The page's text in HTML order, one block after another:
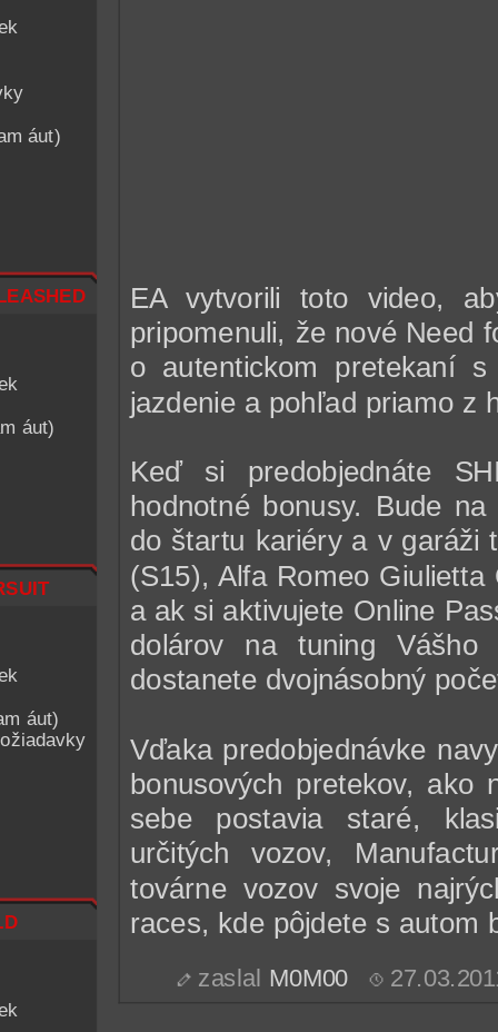
áut)
áut)
áut)
EA vytvorili toto video,
pripomenuli, že nové Need
o autentickom pretekaní
jazdenie a pohľad priamo z
Keď si predobjednáte
hodnotné bonusy. Bude
do štartu kariéry a v garáži
(S15), Alfa Romeo
a ak si aktivujete Online
dolárov na tuning Vášho
dostanete dvojnásobný
Vďaka predobjednávke
bonusových pretekov, ako
sebe postavia staré,
určitých vozov,
továrne vozov svoje
races, kde pôjdete s autom
zaslal M0M00